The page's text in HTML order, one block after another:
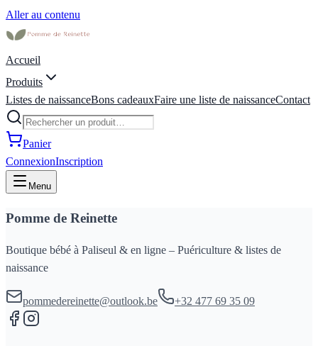
Aller au contenu
Accueil
Produits
Listes de naissanceBons cadeauxFaire une liste de naissanceContact
Panier
ConnexionInscription
Menu
Pomme de Reinette
Boutique bébé à Paliseul & en ligne – Puériculture & listes de
naissance
pommedereinette@outlook.be +32 477 69 35 09